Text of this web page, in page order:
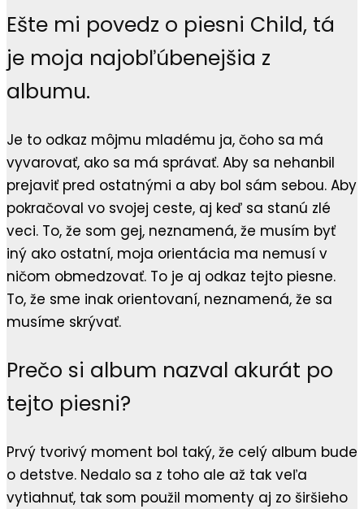
Ešte mi povedz o piesni Child, tá
je moja najobľúbenejšia z
albumu.
Je to odkaz môjmu mladému ja, čoho sa má
vyvarovať, ako sa má správať. Aby sa nehanbil
prejaviť pred ostatnými a aby bol sám sebou. Aby
pokračoval vo svojej ceste, aj keď sa stanú zlé
veci. To, že som gej, neznamená, že musím byť
iný ako ostatní, moja orientácia ma nemusí v
ničom obmedzovať. To je aj odkaz tejto piesne.
To, že sme inak orientovaní, neznamená, že sa
musíme skrývať.
Prečo si album nazval akurát po
tejto piesni?
Prvý tvorivý moment bol taký, že celý album bude
o detstve. Nedalo sa z toho ale až tak veľa
vytiahnuť, tak som použil momenty aj zo širšieho